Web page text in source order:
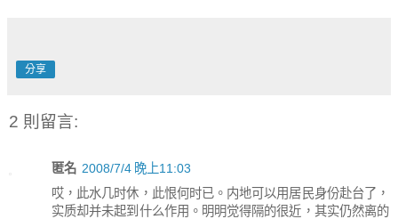
分享
2 則留言:
匿名 2008/7/4 晚上11:03
哎，此水几时休，此恨何时已。内地可以用居民身份赴台了，
实质却并未起到什么作用。明明觉得隔的很近，其实仍然离的